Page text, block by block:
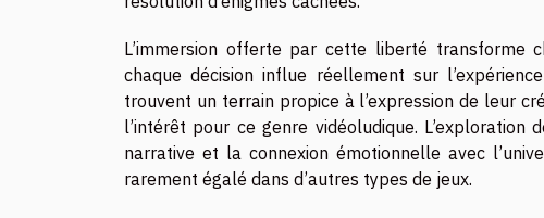
L’immersion offerte par cette liberté transforme
chaque décision influe réellement sur
trouvent un terrain propice à l’expression de leur
l’intérêt pour ce genre vidéoludique.
narrative et la connexion émotionnelle avec
rarement égalé dans d’autres types de jeux.